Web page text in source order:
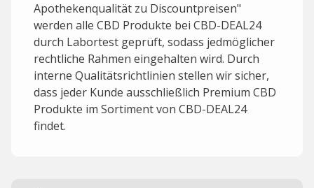
Apothekenqualität zu Discountpreisen"
werden alle CBD Produkte bei CBD-DEAL24
durch Labortest geprüft, sodass jedmöglicher
rechtliche Rahmen eingehalten wird. Durch
interne Qualitätsrichtlinien stellen wir sicher,
dass jeder Kunde ausschließlich Premium CBD
Produkte im Sortiment von CBD-DEAL24
findet.